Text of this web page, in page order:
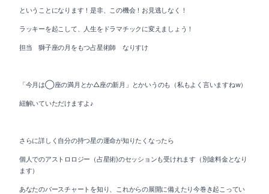
ということになります！是非、この機会！お見逃しなく！
ラッキーを起こして、人生をドラマチックに変えましょう！
担当 獅子座の月をもつ占星術師 なりすけ
「今月は◯座の満月とか△座の新月」とかいうのも（私もよく言いますねw）
紐解いていただけますよ♪
さらに詳しく自分の持つ星の運命が知りたくなったら
個人でのアストロロジー（占星術)のセッションも受けれます（別途料金となり
ます）
あなたのバースチャートを知り、これからの展開に備えたり今巻き起こってい